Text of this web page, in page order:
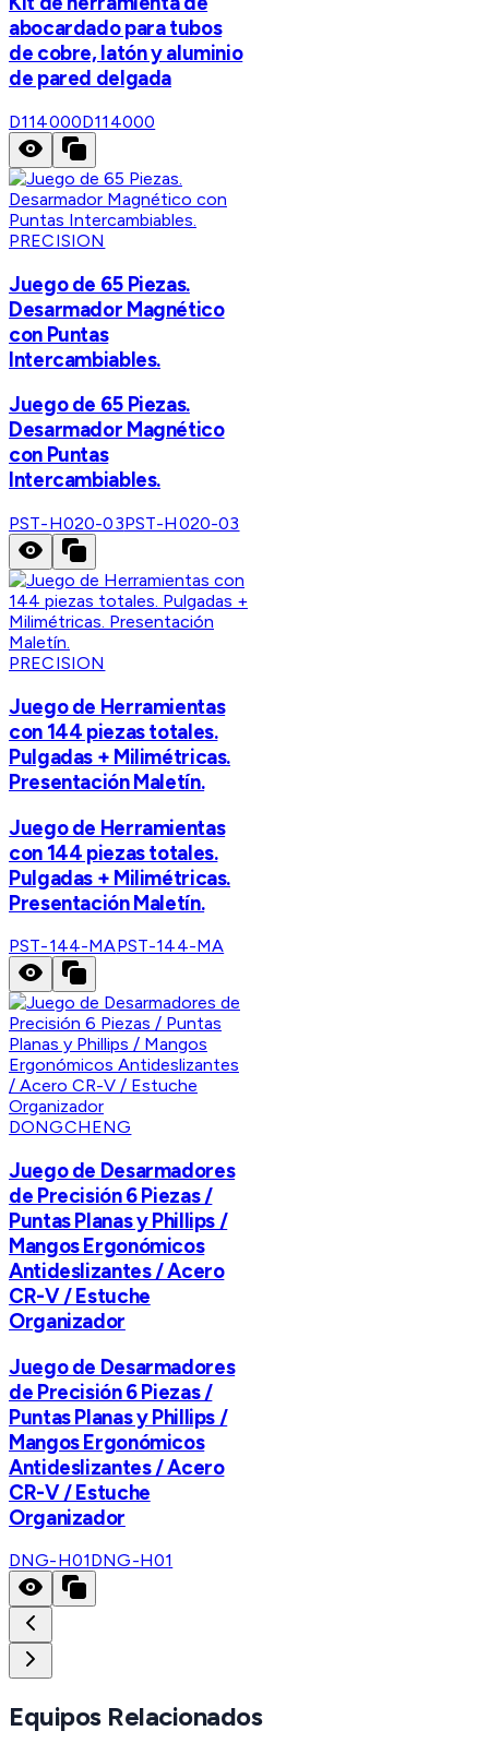
abocardado para tubos
de cobre, latón y aluminio
de pared delgada
D114000D114000
PRECISION
Juego de 65 Piezas.
Desarmador Magnético
con Puntas
Intercambiables.
Juego de 65 Piezas.
Desarmador Magnético
con Puntas
Intercambiables.
PST-H020-03PST-H020-03
PRECISION
Juego de Herramientas
con 144 piezas totales.
Pulgadas + Milimétricas.
Presentación Maletín.
Juego de Herramientas
con 144 piezas totales.
Pulgadas + Milimétricas.
Presentación Maletín.
PST-144-MAPST-144-MA
DONGCHENG
Juego de Desarmadores
de Precisión 6 Piezas /
Puntas Planas y Phillips /
Mangos Ergonómicos
Antideslizantes / Acero
CR-V / Estuche
Organizador
Juego de Desarmadores
de Precisión 6 Piezas /
Puntas Planas y Phillips /
Mangos Ergonómicos
Antideslizantes / Acero
CR-V / Estuche
Organizador
DNG-H01DNG-H01
Equipos Relacionados